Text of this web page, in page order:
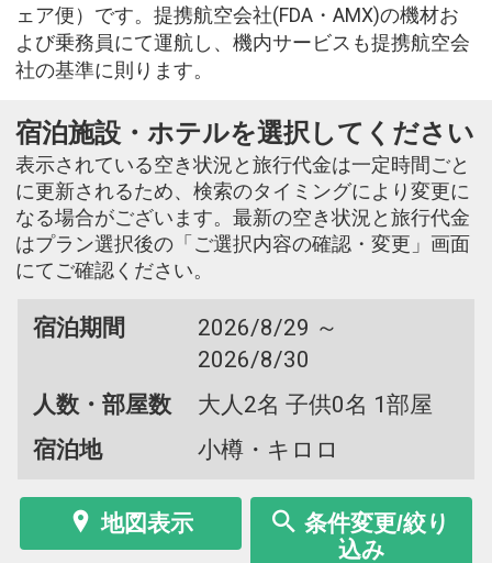
ェア便）です。提携航空会社(FDA・AMX)の機材お
よび乗務員にて運航し、機内サービスも提携航空会
社の基準に則ります。
宿泊施設・ホテルを選択してください
表示されている空き状況と旅行代金は一定時間ごと
に更新されるため、検索のタイミングにより変更に
なる場合がございます。最新の空き状況と旅行代金
はプラン選択後の「ご選択内容の確認・変更」画面
にてご確認ください。
宿泊期間
2026/8/29 ～
2026/8/30
人数・部屋数
大人2名 子供0名 1部屋
宿泊地
小樽・キロロ
地図表示
条件変更/絞り
込み